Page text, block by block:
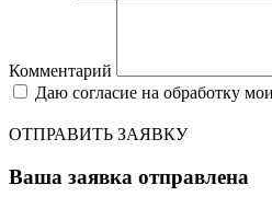
Комментарий
Даю согласие на обработку
ОТПРАВИТЬ ЗАЯВКУ
Ваша заявка отправлена